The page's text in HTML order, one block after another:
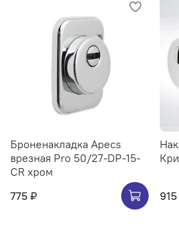
Броненакладка Apecs
врезная Pro 50/27-DP-15-
CR хром
775 ₽